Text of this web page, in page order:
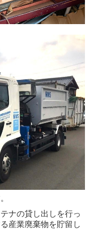
ナの貸し出しを行っ
産業廃棄物を貯留し